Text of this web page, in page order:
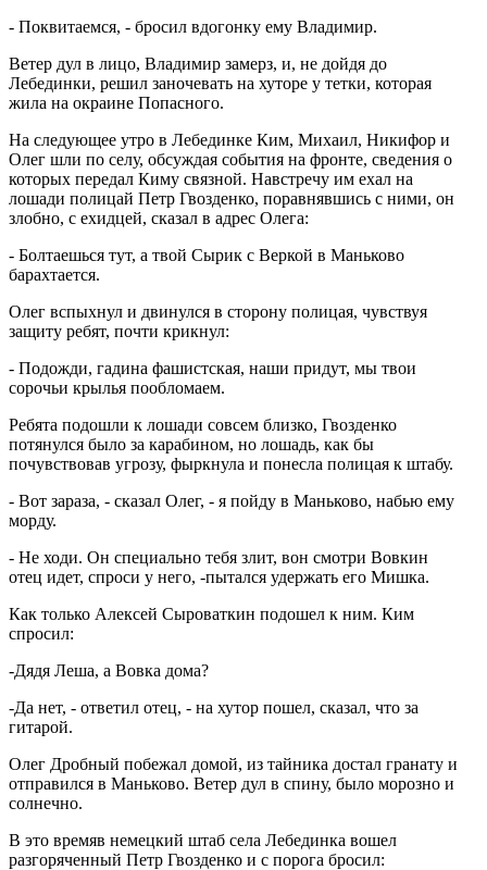
- Поквитаемся, - бросил вдогонку ему Владимир.
Ветер дул в лицо, Владимир замерз, и, не дойдя до
Лебединки, решил заночевать на хуторе у тетки, которая
жила на окраине Попасного.
На следующее утро в Лебединке Ким, Михаил, Никифор и
Олег шли по селу, обсуждая события на фронте, сведения о
которых передал Киму связной. Навстречу им ехал на
лошади полицай Петр Гвозденко, поравнявшись с ними, он
злобно, с ехидцей, сказал в адрес Олега:
- Болтаешься тут, а твой Сырик с Веркой в Маньково
барахтается.
Олег вспыхнул и двинулся в сторону полицая, чувствуя
защиту ребят, почти крикнул:
- Подожди, гадина фашистская, наши придут, мы твои
сорочьи крылья пообломаем.
Ребята подошли к лошади совсем близко, Гвозденко
потянулся было за карабином, но лошадь, как бы
почувствовав угрозу, фыркнула и понесла полицая к штабу.
- Вот зараза, - сказал Олег, - я пойду в Маньково, набью ему
морду.
- Не ходи. Он специально тебя злит, вон смотри Вовкин
отец идет, спроси у него, -пытался удержать его Мишка.
Как только Алексей Сыроваткин подошел к ним. Ким
спросил:
-Дядя Леша, а Вовка дома?
-Да нет, - ответил отец, - на хутор пошел, сказал, что за
гитарой.
Олег Дробный побежал домой, из тайника достал гранату и
отправился в Маньково. Ветер дул в спину, было морозно и
солнечно.
В это времяв немецкий штаб села Лебединка вошел
разгоряченный Петр Гвозденко и с порога бросил: